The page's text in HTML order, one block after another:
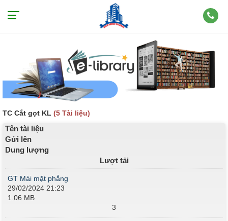
TC Cắt gọt KL (5 Tài liệu)
Tên tài liệu
Gửi lên
Dung lượng
Lượt tải
GT Mài mặt phẳng
29/02/2024 21:23
1.06 MB
3